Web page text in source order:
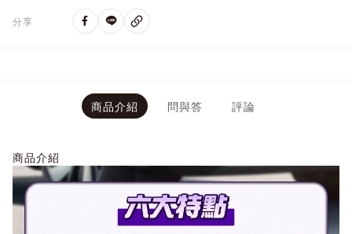
分享
商品介紹 問與答 評論
商品介紹